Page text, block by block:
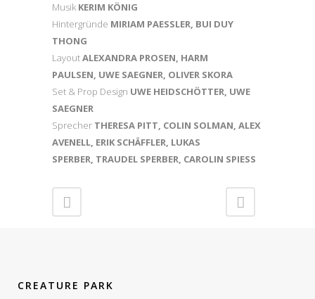
Musik KERIM KÖNIG
Hintergründe MIRIAM PAESSLER, BUI DUY
THONG
LayoutALEXANDRA PROSEN, HARM
PAULSEN, UWE SAEGNER, OLIVER SKORA
Set & Prop Design UWE HEIDSCHÖTTER, UWE
SAEGNER
Sprecher THERESA PITT, COLIN SOLMAN, ALEX
AVENELL, ERIK SCHÄFFLER, LUKAS
SPERBER, TRAUDEL SPERBER, CAROLIN SPIESS
CREATURE PARK